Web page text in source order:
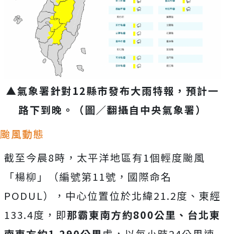
▲氣象署針對12縣市發布大雨特報，預計一
路下到晚。（圖／翻攝自中央氣象署）
颱風動態
截至今晨8時，太平洋地區有1個輕度颱風
「楊柳」（編號第11號，國際命名
PODUL），中心位置位於北緯21.2度、東經
133.4度，即那霸東南方約800公里、台北東